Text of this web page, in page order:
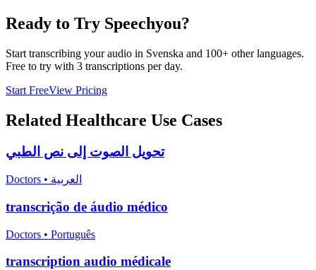
Ready to Try Speechyou?
Start transcribing your audio in Svenska and 100+ other languages.
Free to try with 3 transcriptions per day.
Start FreeView Pricing
Related Healthcare Use Cases
تحويل الصوت إلى نص الطبي
Doctors • العربية
transcrição de áudio médico
Doctors • Português
transcription audio médicale